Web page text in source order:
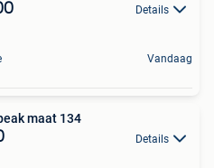
Details
Vandaag
maat 134
Details